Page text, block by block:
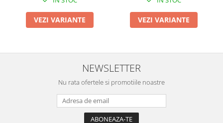
VEZI VARIANTE VEZI VARIANTE
NEWSLETTER
Nu rata ofertele si promotiile noastre